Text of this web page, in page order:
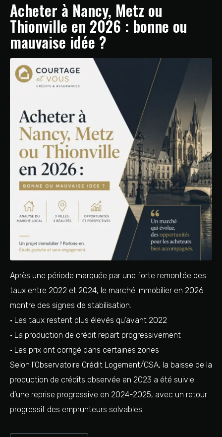
Acheter à Nancy, Metz ou
Thionville en 2026 : bonne ou
mauvaise idée ?
Après une période marquée par une forte remontée des
taux entre 2022 et 2024, le marché immobilier en 2026
montre des signes de stabilisation.
• Les taux restent plus élevés qu’avant 2022
• La production de crédit repart progressivement
• Les prix ont corrigé dans certaines zones
Selon l’Observatoire Crédit Logement/CSA, la baisse de la
production de crédits observée en 2023 a été suivie
d’une reprise progressive en 2024-2025, avec un retour
progressif des emprunteurs solvables.